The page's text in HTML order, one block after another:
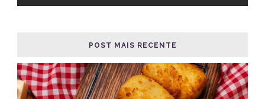
POST MAIS RECENTE